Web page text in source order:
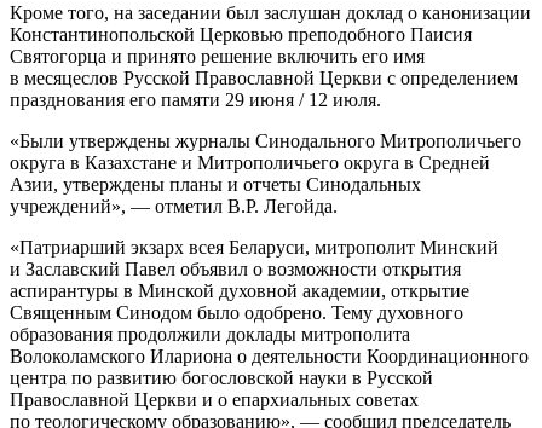
Кроме того, на заседании был заслушан доклад о канонизации
Константинопольской Церковью преподобного Паисия
Святогорца и принято решение включить его имя
в месяцеслов Русской Православной Церкви с определением
празднования его памяти 29 июня / 12 июля.
«Были утверждены журналы Синодального Митрополичьего
округа в Казахстане и Митрополичьего округа в Средней
Азии, утверждены планы и отчеты Синодальных
учреждений», — отметил В.Р. Легойда.
«Патриарший экзарх всея Беларуси, митрополит Минский
и Заславский Павел объявил о возможности открытия
аспирантуры в Минской духовной академии, открытие
Священным Синодом было одобрено. Тему духовного
образования продолжили доклады митрополита
Волоколамского Илариона о деятельности Координационного
центра по развитию богословской науки в Русской
Православной Церкви и о епархиальных советах
по теологическому образованию», — сообщил председатель